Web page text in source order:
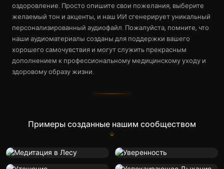
оздоровление. Просто опишите свои пожелания, выберите
желаемый тон и акценты, и наш ИИ сгенерирует уникальный
персонализированный аудиофайл. Пожалуйста, помните, что
наши аудиоматериалы созданы для поддержки вашего
хорошего самочувствия и могут служить прекрасным
дополнением к профессиональному медицинскому уходу и
здоровому образу жизни.
Примеры созданные нашим сообществом